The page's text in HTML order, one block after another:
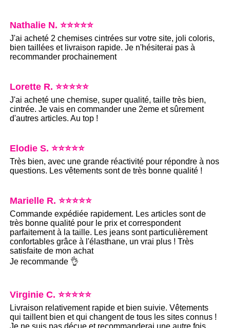
Nathalie N. ⭐⭐⭐⭐⭐
J'ai acheté 2 chemises cintrées sur votre site, joli coloris,
bien taillées et livraison rapide. Je n'hésiterai pas à
recommander prochainement
Lorette R. ⭐⭐⭐⭐⭐
J'ai acheté une chemise, super qualité, taille très bien,
cintrée. Je vais en commander une 2eme et sûrement
d'autres articles. Au top !
Elodie S. ⭐⭐⭐⭐⭐
Très bien, avec une grande réactivité pour répondre à nos
questions. Les vêtements sont de très bonne qualité !
Marielle R. ⭐⭐⭐⭐⭐
Commande expédiée rapidement. Les articles sont de
très bonne qualité pour le prix et correspondent
parfaitement à la taille. Les jeans sont particulièrement
confortables grâce à l'élasthane, un vrai plus ! Très
satisfaite de mon achat
Je recommande 👌
Virginie C. ⭐⭐⭐⭐⭐
Livraison relativement rapide et bien suivie. Vêtements
qui taillent bien et qui changent de tous les sites connus !
Je ne suis pas déçue et recommanderai une autre fois